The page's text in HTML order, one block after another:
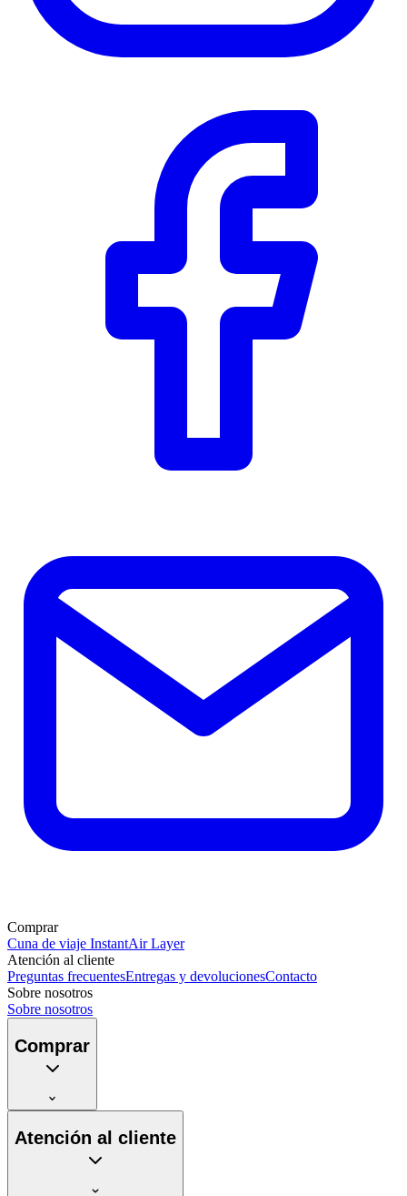
Comprar
Cuna de viaje InstantAir Layer
Atención al cliente
Preguntas frecuentesEntregas y devolucionesContacto
Sobre nosotros
Sobre nosotros
Comprar
Atención al cliente